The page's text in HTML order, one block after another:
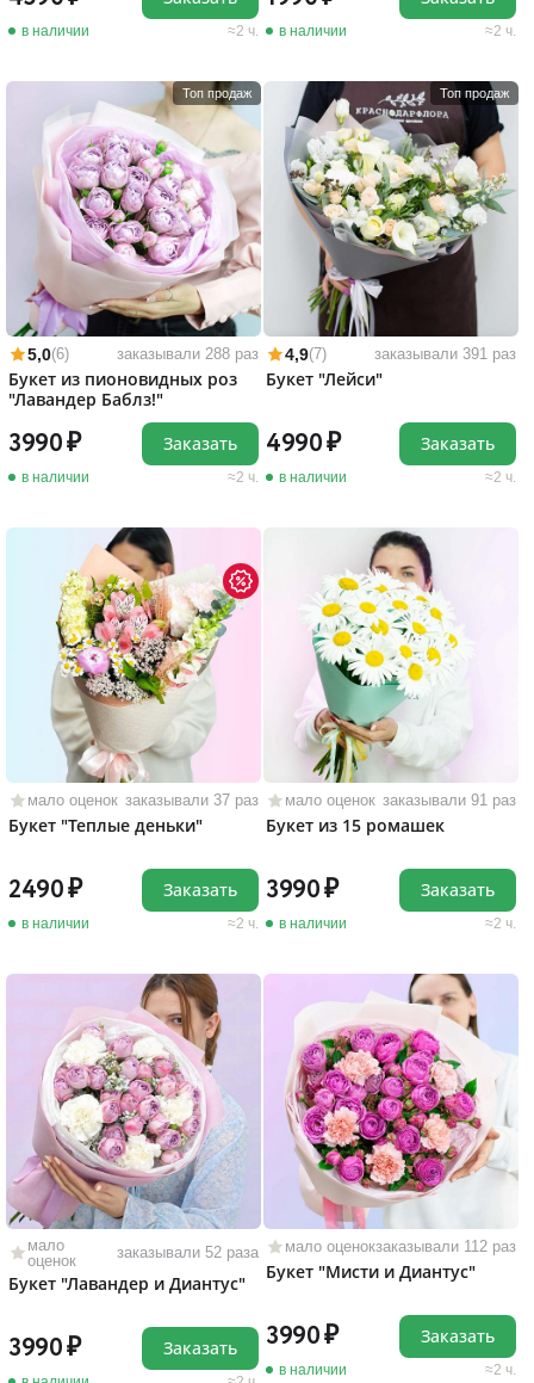
в наличии 2 ч. в наличии 2 ч.
Топ продаж
5,0(6) заказывали 288 раз
Букет из пионовидных роз
"Лавандер Баблз!"
3990
в наличии 2 ч.
Заказать
Топ продаж
4,9(7) заказывали 391 раз
Букет "Лейси"
4990
в наличии 2 ч.
Заказать
мало оценок заказывали 37 раз
Букет "Теплые деньки"
2490
в наличии 2 ч.
Заказать
мало оценок заказывали 91 раз
Букет из 15 ромашек
3990
в наличии 2 ч.
Заказать
мало
оценок
заказывали 52 раза
Букет "Лавандер и Диантус"
3990 Заказать
мало оценокзаказывали 112 раз
Букет "Мисти и Диантус"
3990
в наличии 2 ч.
Заказать